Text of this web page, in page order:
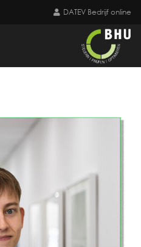
DATEV Bedrijf online